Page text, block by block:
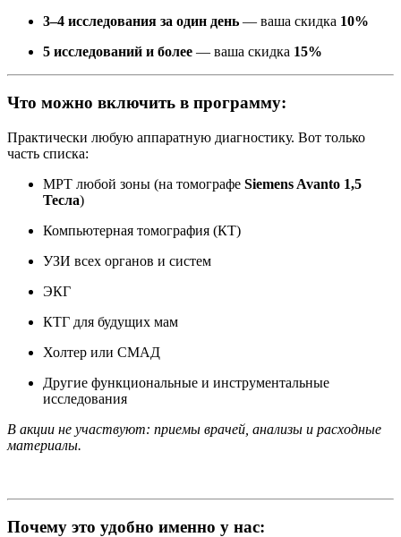
3–4 исследования за один день — ваша скидка 10%
5 исследований и более — ваша скидка 15%
Что можно включить в программу:
Практически любую аппаратную диагностику. Вот только
часть списка:
МРТ любой зоны (на томографе Siemens Avanto 1,5
Тесла)
Компьютерная томография (КТ)
УЗИ всех органов и систем
ЭКГ
КТГ для будущих мам
Холтер или СМАД
Другие функциональные и инструментальные
исследования
В акции не участвуют: приемы врачей, анализы и расходные
материалы.
Почему это удобно именно у нас: